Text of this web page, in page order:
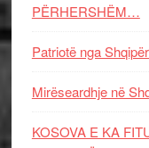
PËRHERSHËM…
Patriotë nga
Mirëseardhje në
KOSOVA E KA